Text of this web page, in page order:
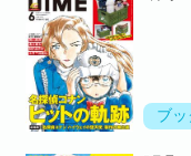
ブ